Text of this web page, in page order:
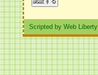
Scripted by Web Liberty